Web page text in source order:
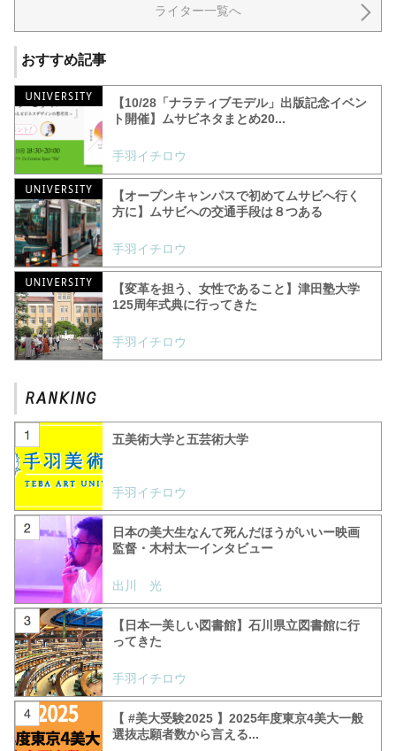
ライター一覧へ
おすすめ記事
【10/28「ナラティブモデル」出版記念イベン
ト開催】ムサビネタまとめ20...
手羽イチロウ
【オープンキャンパスで初めてムサビへ行く
方に】ムサビへの交通手段は８つある
手羽イチロウ
【変革を担う、女性であること】津田塾大学
125周年式典に行ってきた
手羽イチロウ
五美術大学と五芸術大学
手羽イチロウ
日本の美大生なんて死んだほうがいいー映画
監督・木村太一インタビュー
出川 光
【日本一美しい図書館】石川県立図書館に行
ってきた
手羽イチロウ
【 #美大受験2025 】2025年度東京4美大一般
選抜志願者数から言える...